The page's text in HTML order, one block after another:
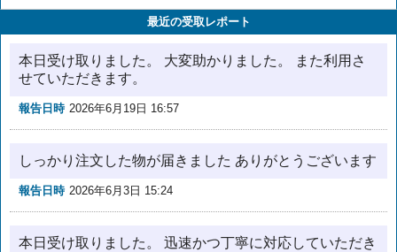
最近の受取レポート
本日受け取りました。 大変助かりました。 また利用さ
せていただきます。
報告日時 2026年6月19日 16:57
しっかり注文した物が届きました ありがとうございます
報告日時 2026年6月3日 15:24
本日受け取りました。 迅速かつ丁寧に対応していただき